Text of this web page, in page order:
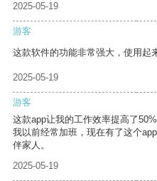
2025-05-19
游客
这款软件的功能非常强大，使用起
2025-05-19
游客
这款app让我的工作效率提高了
我以前经常加班，现在有了这个
伴家人。
2025-05-19